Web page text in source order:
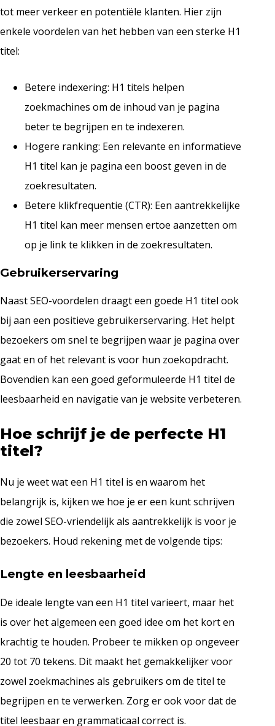
tot meer verkeer en potentiële klanten. Hier zijn
enkele voordelen van het hebben van een sterke H1
titel:
Betere indexering: H1 titels helpen
zoekmachines om de inhoud van je pagina
beter te begrijpen en te indexeren.
Hogere ranking: Een relevante en informatieve
H1 titel kan je pagina een boost geven in de
zoekresultaten.
Betere klikfrequentie (CTR): Een aantrekkelijke
H1 titel kan meer mensen ertoe aanzetten om
op je link te klikken in de zoekresultaten.
Gebruikerservaring
Naast SEO-voordelen draagt een goede H1 titel ook
bij aan een positieve gebruikerservaring. Het helpt
bezoekers om snel te begrijpen waar je pagina over
gaat en of het relevant is voor hun zoekopdracht.
Bovendien kan een goed geformuleerde H1 titel de
leesbaarheid en navigatie van je website verbeteren.
Hoe schrijf je de perfecte H1
titel?
Nu je weet wat een H1 titel is en waarom het
belangrijk is, kijken we hoe je er een kunt schrijven
die zowel SEO-vriendelijk als aantrekkelijk is voor je
bezoekers. Houd rekening met de volgende tips:
Lengte en leesbaarheid
De ideale lengte van een H1 titel varieert, maar het
is over het algemeen een goed idee om het kort en
krachtig te houden. Probeer te mikken op ongeveer
20 tot 70 tekens. Dit maakt het gemakkelijker voor
zowel zoekmachines als gebruikers om de titel te
begrijpen en te verwerken. Zorg er ook voor dat de
titel leesbaar en grammaticaal correct is.